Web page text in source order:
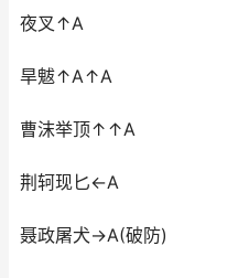
夜叉↑A
旱魃↑A↑A
曹沫举顶↑↑A
荆轲现匕←A
聂政屠犬→A(破防)